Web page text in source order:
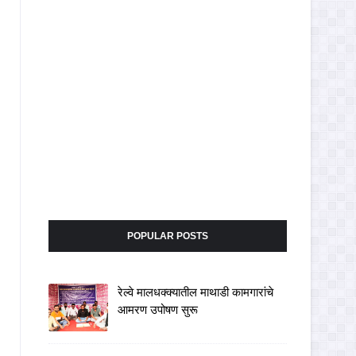
POPULAR POSTS
रेल्वे मालधक्क्यातील माथाडी कामगारांचे
आमरण उपोषण सुरू